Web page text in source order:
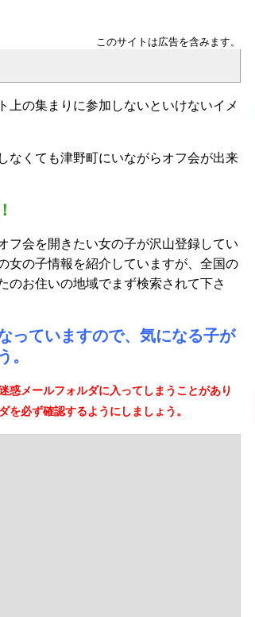
このサイトは広告を含みます。
上の集まりに参加しないといけないイメ
なくても津野町にいながらオフ会が出来
フ会を開きたい女の子が沢山登録してい
女の子情報を紹介していますが、全国の
のお住いの地域でまず検索されて下さ
っていますので、気になる子が
。
メールフォルダに入ってしまうことがあり
を必ず確認するようにしましょう。